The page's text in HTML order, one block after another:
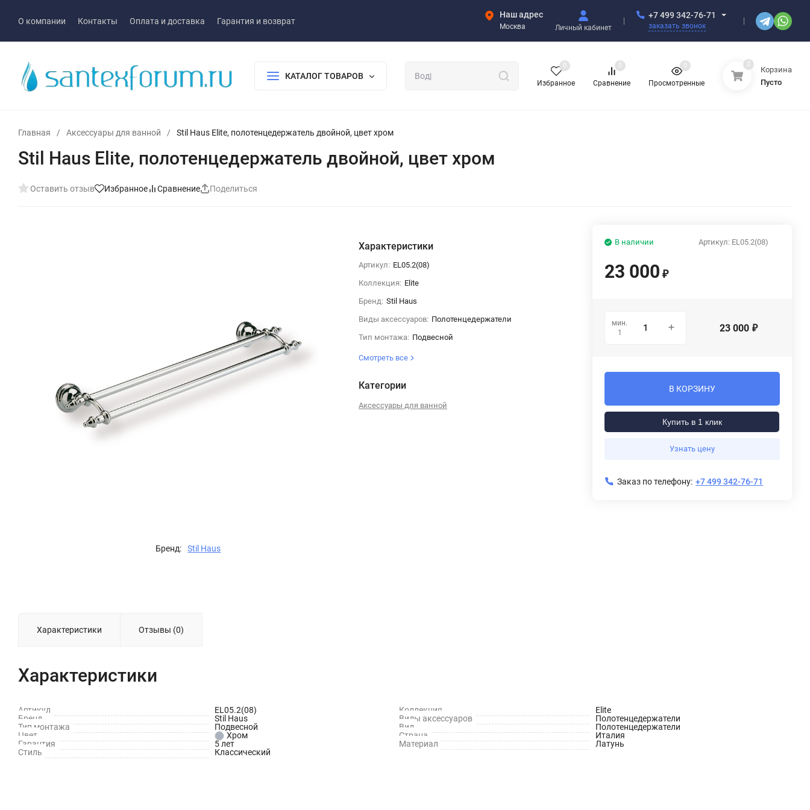
О компании Контакты Оплата и доставка Гарантия и возврат
Наш адрес
Москва Личный кабинет
+7 499 342-76-71
заказать звонок
КАТАЛОГ ТОВАРОВ
Избранное
0
Сравнение
0
Просмотренные
0 0
Корзина
Пусто
Главная / Аксессуары для ванной / Stil Haus Elite, полотенцедержатель двойной, цвет хром
Stil Haus Elite, полотенцедержатель двойной, цвет хром
Оставить отзыв Избранное Сравнение Поделиться
Бренд: Stil Haus
Характеристики
Артикул: EL05.2(08)
Коллекция: Elite
Бренд: Stil Haus
Виды аксессуаров: Полотенцедержатели
Тип монтажа: Подвесной
Смотреть все
Категории
Аксессуары для ванной
Артикул: EL05.2(08)
В наличии
23 000 ₽
мин.
1
23 000 ₽
В КОРЗИНУ
Купить в 1 клик
Узнать цену
Заказ по телефону: +7 499 342-76-71
Характеристики Отзывы (0)
Характеристики
Артикул EL05.2(08) Коллекция
Elite
Бренд
Stil Haus Виды аксессуаров
Полотенцедержатели
Тип монтажа
Подвесной Вид
Полотенцедержатели
Цвет
Хром Страна
Италия
Гарантия
5 лет Материал
Латунь
Стиль
Классический